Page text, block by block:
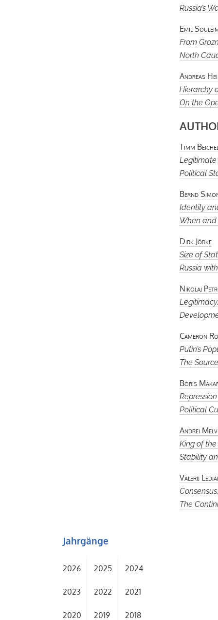
Russia’s
Emil
From
North
Andreas
Hierarchy
On the
Timm
Legitimate
Political
Bernd
Identity
When and
Dirk Jörke
Size of
Russia
Nikolaj
Cameron
Putin’s
The
Boris
Political
Andrei
King of
Stability
Valerij
The
Jahrgänge
2026 2025 2024
2023 2022 2021
2020 2019 2018